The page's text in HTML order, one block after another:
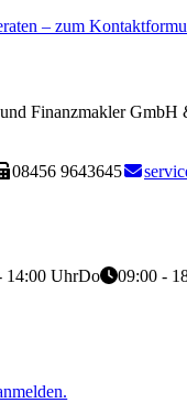
– zum
Finanzmakler GmbH
08456 9643645
14:00 UhrDo 09:00 -